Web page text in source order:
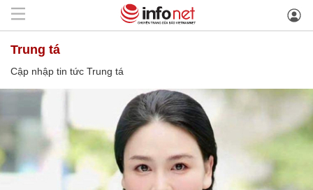
Trung tá
Cập nhập tin tức Trung tá